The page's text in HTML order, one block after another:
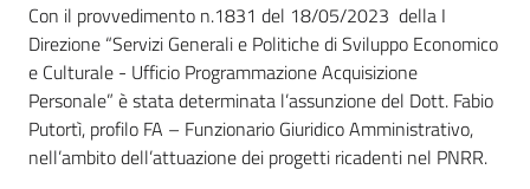
Con il provvedimento n.1831 del 18/05/2023 della I
Direzione “Servizi Generali e Politiche di Sviluppo Economico
e Culturale - Ufficio Programmazione Acquisizione
Personale” è stata determinata l’assunzione del Dott. Fabio
Putortì, profilo FA – Funzionario Giuridico Amministrativo,
nell’ambito dell’attuazione dei progetti ricadenti nel PNRR.